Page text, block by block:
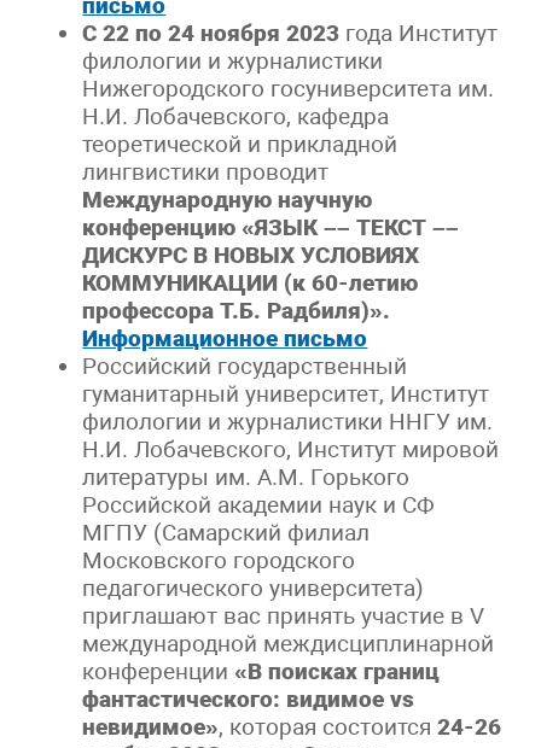
С 22 по 24 ноября 2023 года Институт
филологии и журналистики
Нижегородского госуниверситета им.
Н.И. Лобачевского, кафедра
теоретической и прикладной
лингвистики проводит
Международную научную
конференцию «ЯЗЫК –– ТЕКСТ ––
ДИСКУРС В НОВЫХ УСЛОВИЯХ
КОММУНИКАЦИИ (к 60-летию
профессора Т.Б. Радбиля)».
Информационное письмо
Российский государственный
гуманитарный университет, Институт
филологии и журналистики ННГУ им.
Н.И. Лобачевского, Институт мировой
литературы им. А.М. Горького
Российской академии наук и СФ
МГПУ (Самарский филиал
Московского городского
педагогического университета)
приглашают вас принять участие в V
международной междисциплинарной
конференции «В поисках границ
фантастического: видимое vs
невидимое», которая состоится24-26